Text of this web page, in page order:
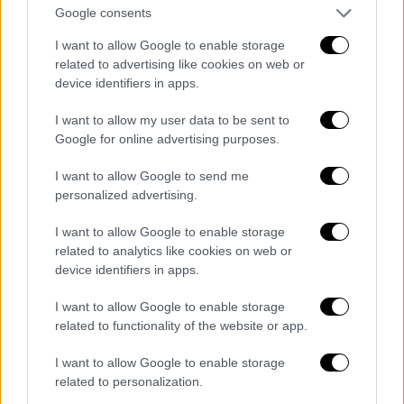
Google consents
I want to allow Google to enable storage
related to advertising like cookies on web or
device identifiers in apps.
I want to allow my user data to be sent to
Google for online advertising purposes.
I want to allow Google to send me
personalized advertising.
I want to allow Google to enable storage
related to analytics like cookies on web or
device identifiers in apps.
I want to allow Google to enable storage
related to functionality of the website or app.
I want to allow Google to enable storage
related to personalization.
Μαλένα για παράδειγμα, υποδύομαι μια
γυναίκα στα 27 της, ενώ εκείνη την εποχή
ήμουν δέκα χρόνια μεγαλύτερη, σε τελική
ανάλυση όμως αυτή είναι και η ομορφιά του
προστατεύσω τον εαυτό μου, το ίδιο νιώθω
πως ισχύει και για την κόρη μου, η οποία
επίσης εργάζεται τόσο ως ηθοποιός όσο και
ως μοντέλο» είπε.
«Δεν με απασχολεί η ηλικία μου»
Αμέσως μετά, απαντώντας σε ερώτηση για
το αν της προκαλεί ανησυχία ο άγραφος
νόμος της βιομηχανίας του κινηματογράφου
ηλικία να δυσκολεύονται να βρουν
ενδιαφέροντες ρόλους, δήλωσε πως είναι